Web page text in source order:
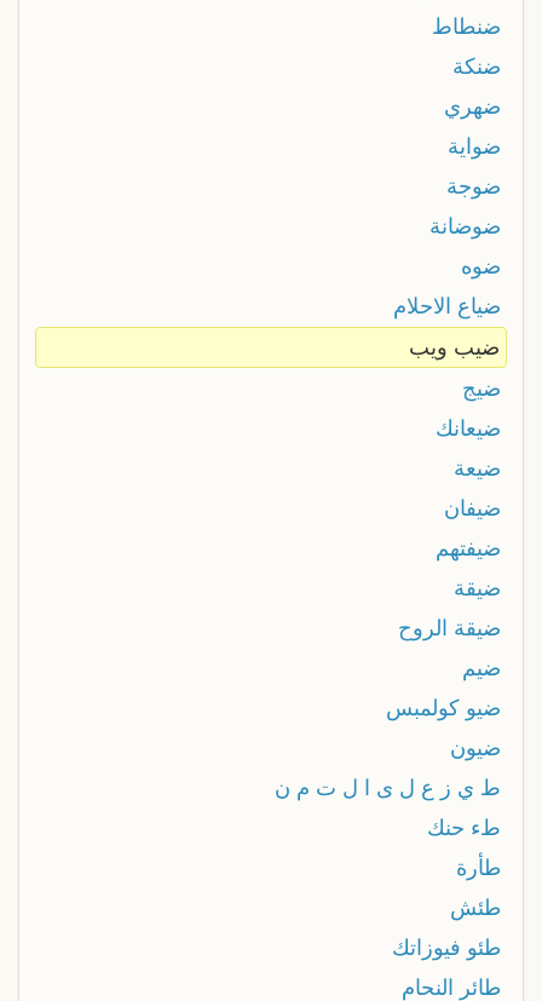
ضنطاط
ضنكة
ضهري
ضواية
ضوجة
ضوضانة
ضوه
ضياع الاحلام
ضيب ويب
ضيج
ضيعانك
ضيعة
ضيفان
ضيفتهم
ضيقة
ضيقة الروح
ضيم
ضيو كولمبس
ضيون
ط ي ز ع ل ى ا ل ت م ن
طء حنك
طأرة
طئش
طئو فيوزاتك
طائر النحام